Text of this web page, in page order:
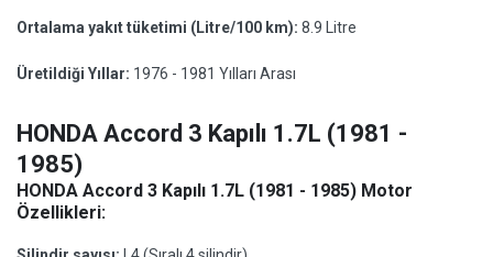
Ortalama yakıt tüketimi (Litre/100 km): 8.9 Litre
Üretildiği Yıllar: 1976 - 1981 Yılları Arası
HONDA Accord 3 Kapılı 1.7L (1981 -
1985)
HONDA Accord 3 Kapılı 1.7L (1981 - 1985) Motor
Özellikleri: